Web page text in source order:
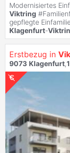
Modernisiertes
Viktring
gepflegte
Klagenfurt-
Erstbezug in
9073 Klagenfurt,